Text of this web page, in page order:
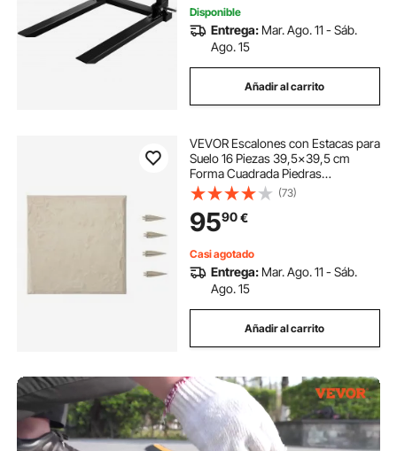
Disponible
Entrega: Mar. Ago. 11 - Sáb.
Ago. 15
Añadir al carrito
VEVOR Escalones con Estacas para
Suelo 16 Piezas 39,5x39,5 cm
Forma Cuadrada Piedras
Escalonadas Decorativas
Resistentes a la Intemperie para
Pasarelas Exteriores, Césped,
Patio, Paisajismo, Beige
(73)
9590€
Casi agotado
Entrega: Mar. Ago. 11 - Sáb.
Ago. 15
Añadir al carrito